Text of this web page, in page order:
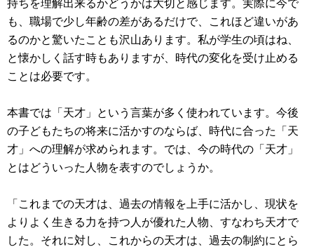
持ちを理解出来るかどうかは大切と感じます。実際に今で
も、職場で少し年齢の差があるだけで、これほど違いがあ
るのかと驚いたことも沢山あります。私が学生の頃はね、
と懐かしく話す時もありますが、時代の変化を受け止める
ことは必要です。
本書では「天才」という言葉が多く使われています。今後
の子どもたちの将来に活かすのならば、時代に合った「天
才」への理解が求められます。では、今の時代の「天才」
とはどういった人物を表すのでしょうか。
「これまでの天才は、過去の情報を上手に活かし、現状を
よりよく生きる力を持つ人が優れた人物、すなわち天才で
した。それに対し、これからの天才は、過去の制約にとら